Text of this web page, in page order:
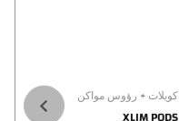
كويلات + رؤوس مواكن